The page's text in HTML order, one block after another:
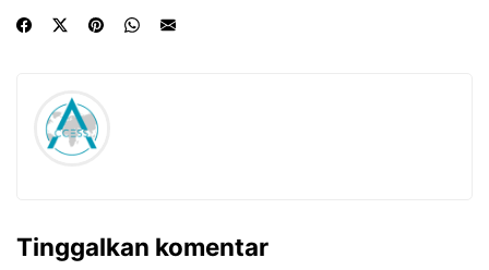
Tinggalkan komentar